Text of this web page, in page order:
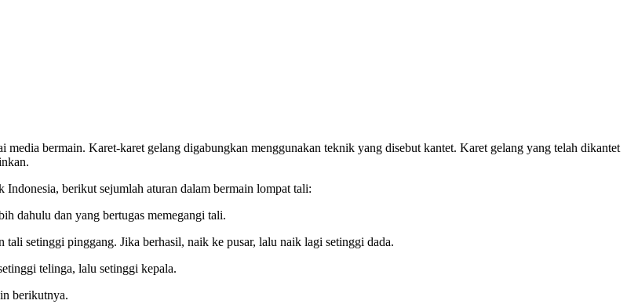
bermain. Karet-karet gelang digabungkan menggunakan teknik yang disebut kantet. Karet gelang yang telah dikantet
berikut sejumlah aturan dalam bermain lompat tali:
dahulu dan yang bertugas memegangi tali.
setinggi pinggang. Jika berhasil, naik ke pusar, lalu naik lagi setinggi dada.
telinga, lalu setinggi kepala.
berikutnya.